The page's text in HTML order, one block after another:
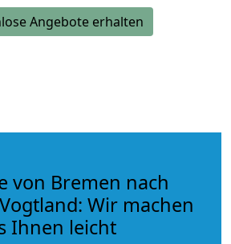
Angebote erhalten
von Bremen nach
Wir machen
Ihnen leicht